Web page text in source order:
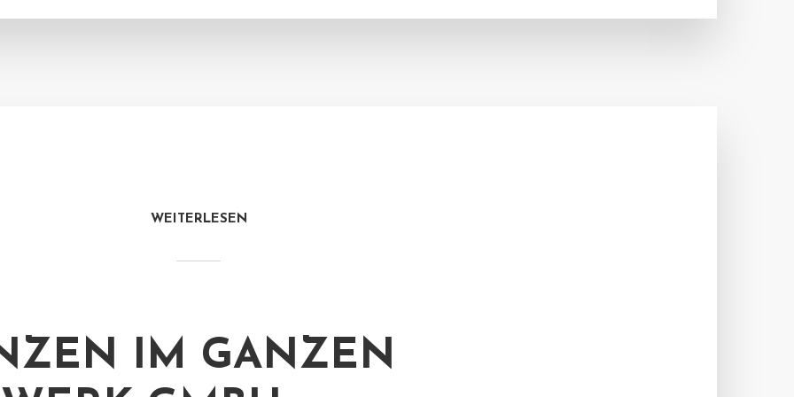
WEITERLESEN
IM GANZEN